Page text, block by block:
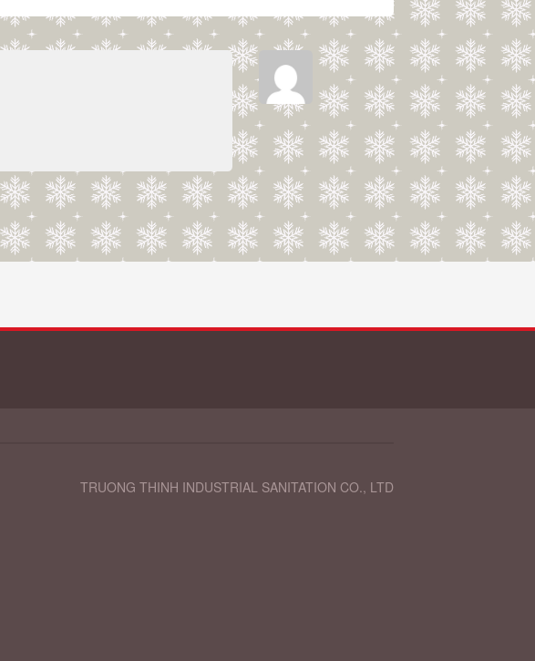
TRUONG THINH INDUSTRIAL SANITATION CO., LTD